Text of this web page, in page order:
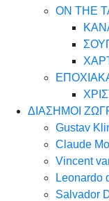
ON THE
ΔΙΑΣΗΜΟΙ
Gustav
Claude
Vincent
Leonardo
Salvador